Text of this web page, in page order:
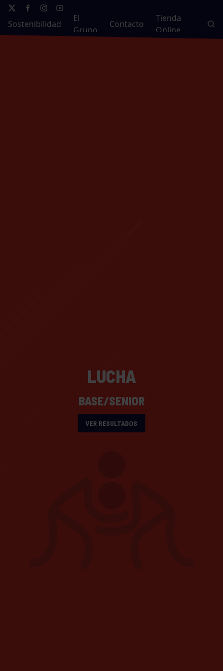
Sostenibilidad
El
Grupo
Contacto
Tienda
Online
LUCHA
BASE/SENIOR
VER RESULTADOS